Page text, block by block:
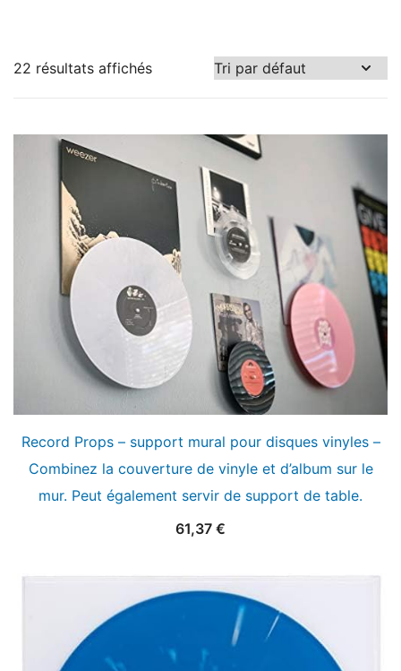
5 € 4.568 €
22 résultats affichés
Record Props – support mural pour disques vinyles –
Combinez la couverture de vinyle et d’album sur le
mur. Peut également servir de support de table.
61,37 €